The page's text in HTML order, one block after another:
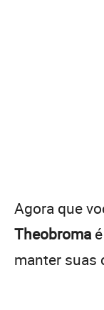
Agora que
Theobroma
manter suas